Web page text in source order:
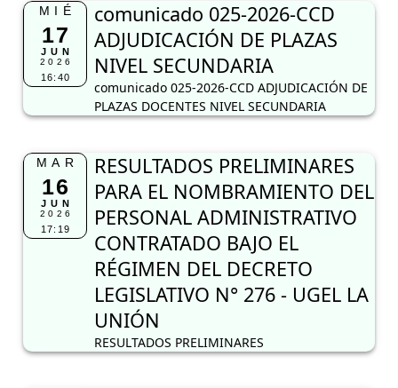
MIÉ
17
JUN
2026
16:40
comunicado 025-2026-CCD
ADJUDICACIÓN DE PLAZAS
NIVEL SECUNDARIA
comunicado 025-2026-CCD ADJUDICACIÓN DE
PLAZAS DOCENTES NIVEL SECUNDARIA
MAR
16
JUN
2026
17:19
RESULTADOS PRELIMINARES
PARA EL NOMBRAMIENTO DEL
PERSONAL ADMINISTRATIVO
CONTRATADO BAJO EL
RÉGIMEN DEL DECRETO
LEGISLATIVO N° 276 - UGEL LA
UNIÓN
RESULTADOS PRELIMINARES